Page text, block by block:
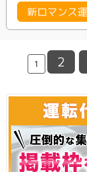
新ロマンス
1 2